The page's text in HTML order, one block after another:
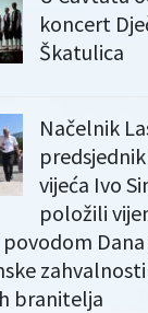
koncert
Škatulica
Načelnik
vijeća Ivo
položili
zahvalnosti
branitelja